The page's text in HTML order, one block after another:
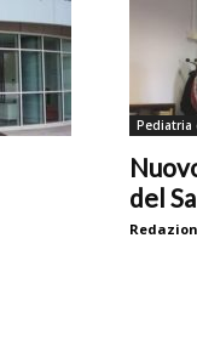
Pediatria
del